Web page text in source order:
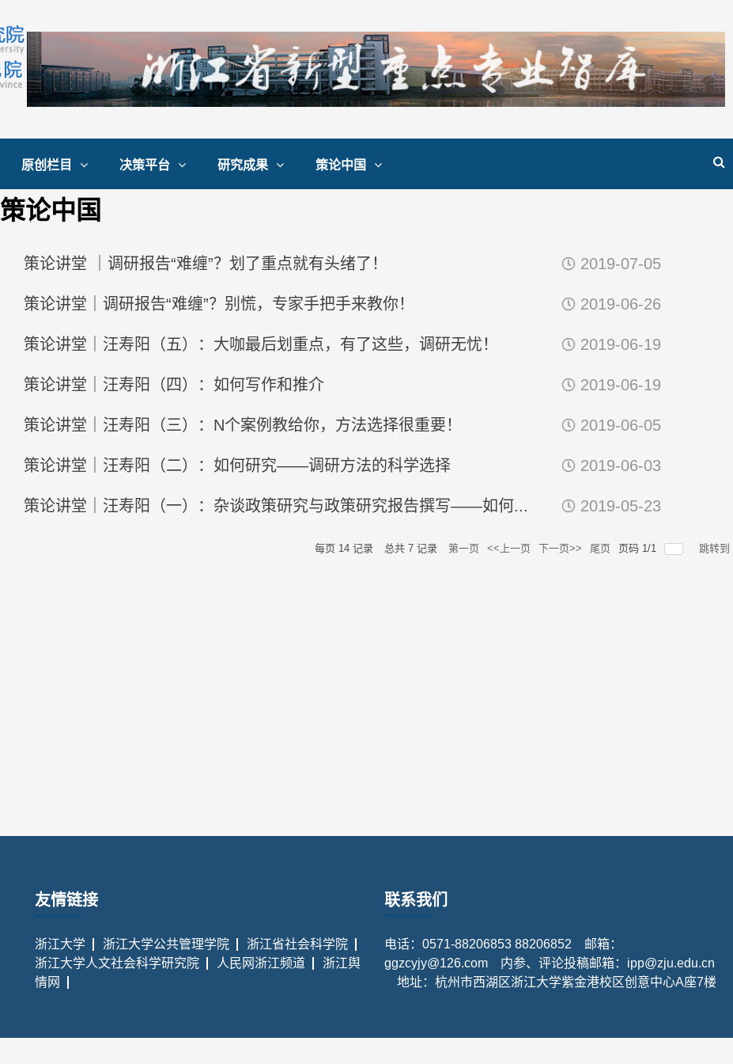
原创栏目 决策平台 研究成果 策论中国
策论中国
策论讲堂 ｜调研报告“难缠”？划了重点就有头绪了！ 2019-07-05
策论讲堂｜调研报告“难缠”？别慌，专家手把手来教你！ 2019-06-26
策论讲堂｜汪寿阳（五）：大咖最后划重点，有了这些，调研无忧！ 2019-06-19
策论讲堂｜汪寿阳（四）：如何写作和推介 2019-06-19
策论讲堂｜汪寿阳（三）：N个案例教给你，方法选择很重要！ 2019-06-05
策论讲堂｜汪寿阳（二）：如何研究——调研方法的科学选择 2019-06-03
策论讲堂｜汪寿阳（一）：杂谈政策研究与政策研究报告撰写——如何... 2019-05-23
每页 14 记录 总共 7 记录 第一页 <<上一页 下一页>> 尾页 页码 1 /1 跳转到
友情链接
浙江大学 浙江大学公共管理学院
浙江省社会科学院
浙江大学人文社会科学研究院
人民网浙江频道
浙江舆
情网
联系我们
电话：0571-88206853 88206852 邮箱：
ggzcyjy@126.com 内参、评论投稿邮箱：ipp@zju.edu.cn
地址：杭州市西湖区浙江大学紫金港校区创意中心A座7楼